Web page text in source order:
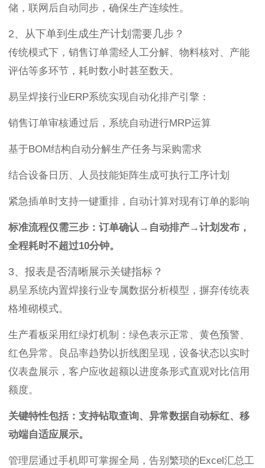
储，联网后自动同步，确保生产连续性。
2、从下单到生成生产计划需要几步？
传统模式下，销售订单需经人工分解、物料核对、产能
评估等多环节，耗时数小时甚至数天。
易呈焊接行业ERP系统实现自动化排产引擎：
销售订单审核通过后，系统自动进行MRP运算
基于BOM结构自动分解生产任务与采购需求
结合设备日历、人员技能矩阵生成可执行工序计划
紧急插单时支持一键重排，自动计算对现有订单的影响
标准流程仅需三步：订单确认→自动排产→计划发布，
全程耗时不超过10分钟。
3、报表是否清晰展示关键指标？
易呈系统内置焊接行业专属数据分析模型，摒弃传统表
格堆砌模式。
生产看板采用红绿灯机制：绿色表示正常、黄色预警、
红色异常。良品率趋势以折线图呈现，设备状态以实时
仪表盘展示，客户应收超额以进度条形式直观对比信用
额度。
关键特性包括：支持钻取查询、异常数据自动标红、移
动端自适应展示。
管理层通过手机即可掌握全局，告别繁琐的Excel汇总工